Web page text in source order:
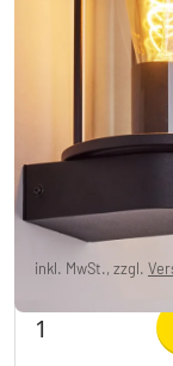
Sumalao
Sie sparen
inkl. MwSt., zzgl.